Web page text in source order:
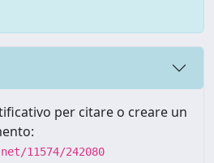
per citare o creare un
11574/242080